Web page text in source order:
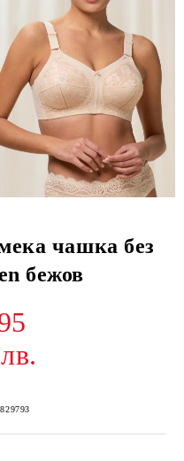
чашка без
бежов